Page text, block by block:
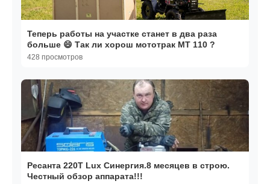
Теперь работы на участке станет в два раза
больше 😄 Так ли хорош мототрак МТ 110 ?
428 просмотров
Ресанта 220T Lux Синергия.8 месяцев в строю.
Честный обзор аппарата!!!